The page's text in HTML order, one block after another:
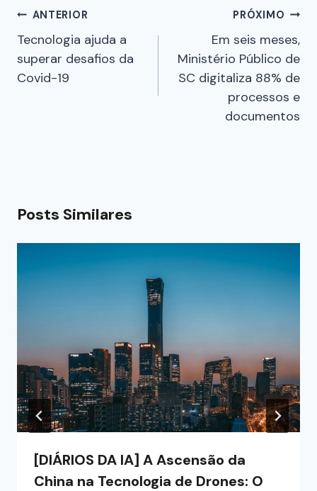
ANTERIOR
Tecnologia ajuda a
superar desafios da
Covid-19
PRÓXIMO
Em seis meses,
Ministério Público de
SC digitaliza 88% de
processos e
documentos
Posts Similares
[DIÁRIOS DA IA] A Ascensão da
China na Tecnologia de Drones: O